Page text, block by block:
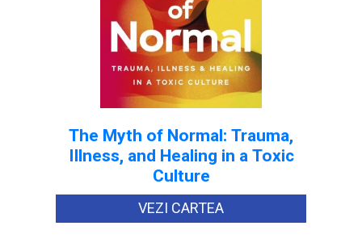
The Myth of Normal: Trauma,
Illness, and Healing in a Toxic
Culture
VEZI CARTEA